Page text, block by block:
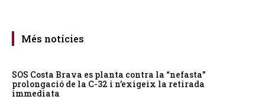
Més notícies
SOS Costa Brava es planta contra la “nefasta”
prolongació de la C-32 i n’exigeix la retirada
immediata